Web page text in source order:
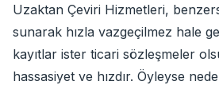
Uzaktan Çeviri Hizmetleri,
sunarak hızla vazgeçilmez hale
kayıtlar ister ticari sözleşmeler
hassasiyet ve hızdır. Öyleyse